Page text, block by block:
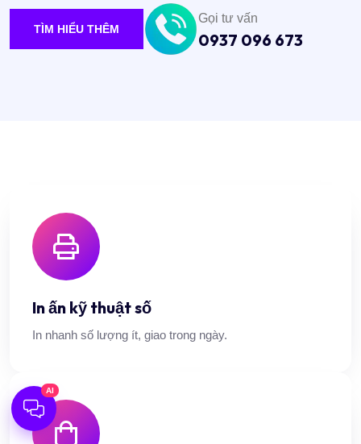
TÌM HIỂU THÊM
Gọi tư vấn
0937 096 673
In ấn kỹ thuật số
In nhanh số lượng ít, giao trong ngày.
AI